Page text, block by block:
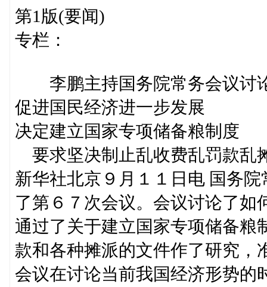
第1版(要闻)
专栏：
李鹏主持国务院常务会议讨
促进国民经济进一步发展
决定建立国家专项储备粮制度
要求坚决制止乱收费乱罚款乱
新华社北京９月１１日电 国务
了第６７次会议。会议讨论了如
通过了关于建立国家专项储备粮
款和各种摊派的文件作了研究，
会议在讨论当前我国经济形势的